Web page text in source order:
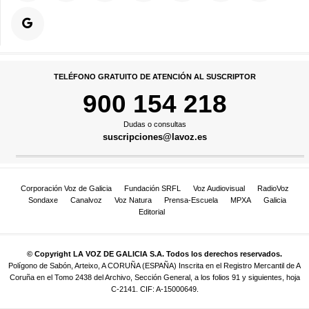
TELÉFONO GRATUITO DE ATENCIÓN AL SUSCRIPTOR
900 154 218
Dudas o consultas
suscripciones@lavoz.es
Corporación Voz de Galicia Fundación SRFL Voz Audiovisual
RadioVoz
Sondaxe
Canalvoz Voz Natura Prensa-Escuela MPXA
Galicia
Editorial
© Copyright LA VOZ DE GALICIA S.A. Todos los derechos reservados.
Polígono de Sabón, Arteixo, A CORUÑA (ESPAÑA) Inscrita en el Registro Mercantil de A
Coruña en el Tomo 2438 del Archivo, Sección General, a los folios 91 y siguientes, hoja
C-2141. CIF: A-15000649.